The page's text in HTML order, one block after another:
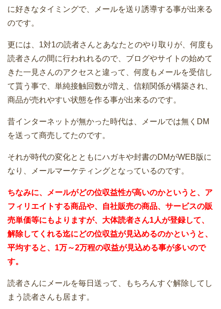
に好きなタイミングで、メールを送り誘導する事が出来る
のです。
更には、1対1の読者さんとあなたとのやり取りが、何度も
読者さんの間に行われれるので、ブログやサイトの始めて
きた一見さんのアクセスと違って、何度もメールを受信し
て貰う事で、単純接触回数が増え、信頼関係が構築され、
商品が売れやすい状態を作る事が出来るのです。
昔インターネットが無かった時代は、メールでは無くDM
を送って商売してたのです。
それが時代の変化とともにハガキや封書のDMがWEB版に
なり、メールマーケティングとなっているのです。
ちなみに、メールがどの位収益性が高いのかというと、ア
フィリエイトする商品や、自社販売の商品、サービスの販
売単価等にもよりますが、大体読者さん1人が登録して、
解除してくれる迄にどの位収益が見込めるのかというと、
平均すると、1万～2万程の収益が見込める事が多いので
す。
読者さんにメールを毎日送って、もちろんすぐ解除してし
まう読者さんも居ます。